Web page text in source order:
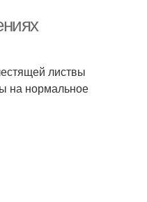
листвы
на нормальное